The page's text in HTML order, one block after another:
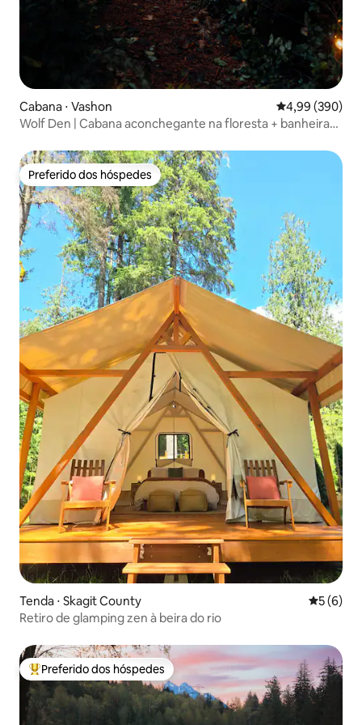
Cabana ⋅ Vashon 4,99 de uma
4,99 (390)
Wolf Den | Cabana aconchegante na floresta + banheira
Preferido dos hóspedes
Preferido dos hóspedes
Tenda ⋅ Skagit County 5 de
5 (6)
Retiro de glamping zen à beira do rio
Entre os melhores preferidos dos hóspedes
Preferido dos hóspedes